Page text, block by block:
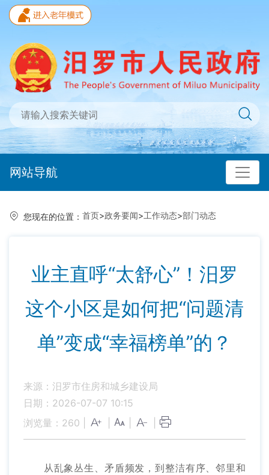
网站导航
您现在的位置： 首页>政务要闻>工作动态>部门动态
业主直呼“太舒心”！汨罗
这个小区是如何把“问题清
单”变成“幸福榜单”的？
来源：汨罗市住房和城乡建设局
日期：2026-07-07 10:15
浏览量： 260
从乱象丛生、矛盾频发，到整洁有序、邻里和